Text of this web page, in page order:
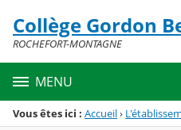
Menu de la rubrique
Contenu
Collège Gordon
ROCHEFORT-MONTAGNE
MENU
Vous êtes ici : Accueil›